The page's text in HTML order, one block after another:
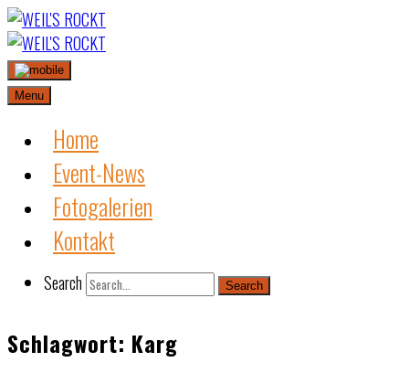
Skip
to
content
Menu
Home
Event-News
Fotogalerien
Kontakt
Search Search
Schlagwort: Karg